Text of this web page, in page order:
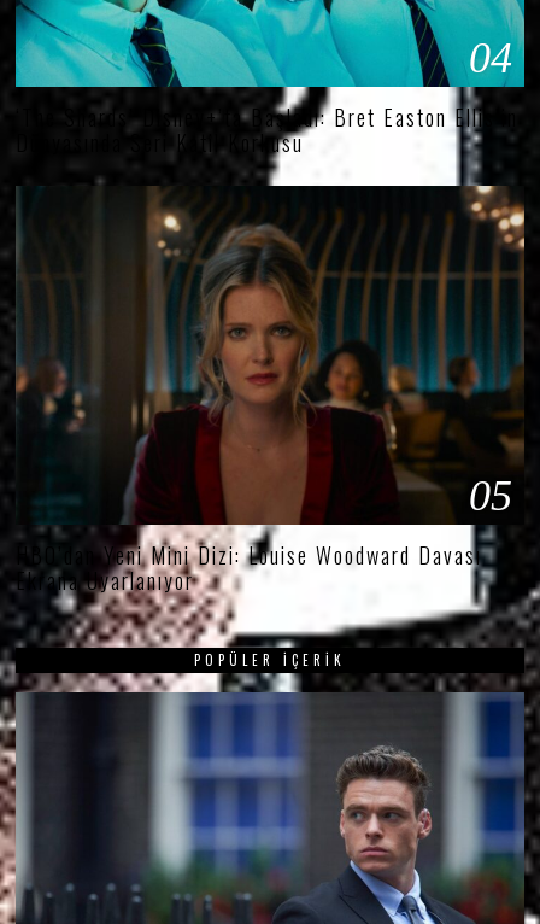
04
‘The Shards’ Disney+’ta Başladı: Bret Easton Ellis’in
Dünyasında Seri Katil Korkusu
05
HBO’dan Yeni Mini Dizi: Louise Woodward Davası
Ekrana Uyarlanıyor
POPÜLER İÇERIK